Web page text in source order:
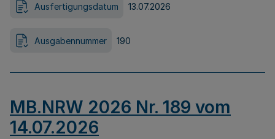
Ausfertigungsdatum 13.07.2026
Ausgabennummer 190
MB.NRW 2026 Nr. 189 vom
14.07.2026